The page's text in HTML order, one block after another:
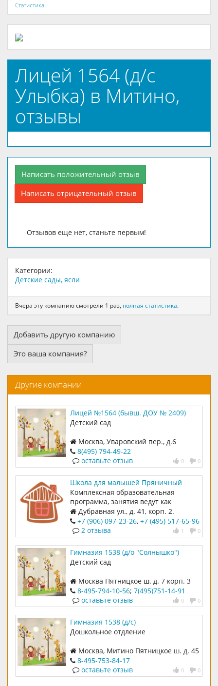
Статистика
Лицей 1564 (д/с
Улыбка) в Митино,
отзывы
Написать положительный отзыв
Написать отрицательный отзыв
Отзывов еще нет, станьте первым!
Категории:
Детские сады, ясли
Вчера эту компанию смотрели 1 раз, полная статистика.
Добавить другую компанию
Это ваша компания?
Другие компании
Лицей №1564 (бывш. ДОУ № 2409)
Детский сад
Москва, Уваровский пер., д.6
8(495) 794-49-22
0 0
оставьте отзыв
Школа для малышей Пряничный
домик
Комплексная образовательная
программа, занятия ведут как
воспитатели, так и
специализированные педагоги
Дубравная ул., д. 41, корп. 2.
+7 (906) 097-23-26, +7 (495) 517-65-96
1 0
2 отзыва
Гимназия 1538 (д/о "Солнышко")
Детский сад
Москва Пятницкое ш. д. 7 корп. 3
8-495-794-10-56; 7(495)751-14-91
0 0
оставьте отзыв
Гимназия 1538 (д/с)
Дошкольное отдление
Москва, Митино Пятницкое ш. д. 45
к. 18-495-753-84-17
0 0
оставьте отзыв